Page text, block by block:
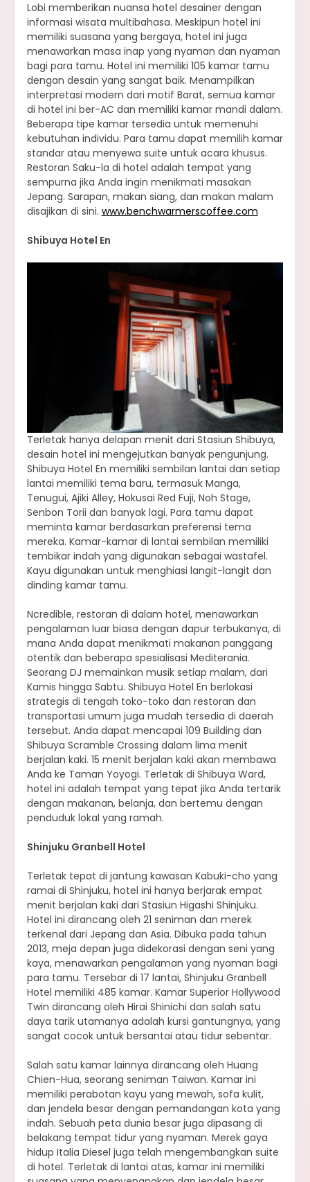
Lobi memberikan nuansa hotel desainer dengan
informasi wisata multibahasa. Meskipun hotel ini
memiliki suasana yang bergaya, hotel ini juga
menawarkan masa inap yang nyaman dan nyaman
bagi para tamu. Hotel ini memiliki 105 kamar tamu
dengan desain yang sangat baik. Menampilkan
interpretasi modern dari motif Barat, semua kamar
di hotel ini ber-AC dan memiliki kamar mandi dalam.
Beberapa tipe kamar tersedia untuk memenuhi
kebutuhan individu. Para tamu dapat memilih kamar
standar atau menyewa suite untuk acara khusus.
Restoran Saku-la di hotel adalah tempat yang
sempurna jika Anda ingin menikmati masakan
Jepang. Sarapan, makan siang, dan makan malam
disajikan di sini. www.benchwarmerscoffee.com
Shibuya Hotel En
Terletak hanya delapan menit dari Stasiun Shibuya,
desain hotel ini mengejutkan banyak pengunjung.
Shibuya Hotel En memiliki sembilan lantai dan setiap
lantai memiliki tema baru, termasuk Manga,
Tenugui, Ajiki Alley, Hokusai Red Fuji, Noh Stage,
Senbon Torii dan banyak lagi. Para tamu dapat
meminta kamar berdasarkan preferensi tema
mereka. Kamar-kamar di lantai sembilan memiliki
tembikar indah yang digunakan sebagai wastafel.
Kayu digunakan untuk menghiasi langit-langit dan
dinding kamar tamu.
Ncredible, restoran di dalam hotel, menawarkan
pengalaman luar biasa dengan dapur terbukanya, di
mana Anda dapat menikmati makanan panggang
otentik dan beberapa spesialisasi Mediterania.
Seorang DJ memainkan musik setiap malam, dari
Kamis hingga Sabtu. Shibuya Hotel En berlokasi
strategis di tengah toko-toko dan restoran dan
transportasi umum juga mudah tersedia di daerah
tersebut. Anda dapat mencapai 109 Building dan
Shibuya Scramble Crossing dalam lima menit
berjalan kaki. 15 menit berjalan kaki akan membawa
Anda ke Taman Yoyogi. Terletak di Shibuya Ward,
hotel ini adalah tempat yang tepat jika Anda tertarik
dengan makanan, belanja, dan bertemu dengan
penduduk lokal yang ramah.
Shinjuku Granbell Hotel
Terletak tepat di jantung kawasan Kabuki-cho yang
ramai di Shinjuku, hotel ini hanya berjarak empat
menit berjalan kaki dari Stasiun Higashi Shinjuku.
Hotel ini dirancang oleh 21 seniman dan merek
terkenal dari Jepang dan Asia. Dibuka pada tahun
2013, meja depan juga didekorasi dengan seni yang
kaya, menawarkan pengalaman yang nyaman bagi
para tamu. Tersebar di 17 lantai, Shinjuku Granbell
Hotel memiliki 485 kamar. Kamar Superior Hollywood
Twin dirancang oleh Hirai Shinichi dan salah satu
daya tarik utamanya adalah kursi gantungnya, yang
sangat cocok untuk bersantai atau tidur sebentar.
Salah satu kamar lainnya dirancang oleh Huang
Chien-Hua, seorang seniman Taiwan. Kamar ini
memiliki perabotan kayu yang mewah, sofa kulit,
dan jendela besar dengan pemandangan kota yang
indah. Sebuah peta dunia besar juga dipasang di
belakang tempat tidur yang nyaman. Merek gaya
hidup Italia Diesel juga telah mengembangkan suite
di hotel. Terletak di lantai atas, kamar ini memiliki